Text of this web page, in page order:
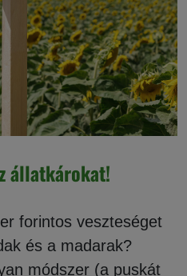
állatkárokat!
forintos veszteséget
és a madarak?
módszer (a puskát